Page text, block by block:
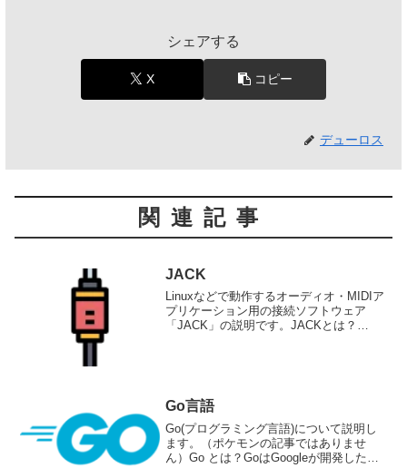
シェアする
X コピー
デューロス
関連記事
JACK
Linuxなどで動作するオーディオ・MIDIア
プリケーション用の接続ソフトウェア
「JACK」の説明です。JACKとは？
Go言語
Go(プログラミング言語)について説明し
ます。（ポケモンの記事ではありませ
ん）Go とは？GoはGoogleが開発したオ